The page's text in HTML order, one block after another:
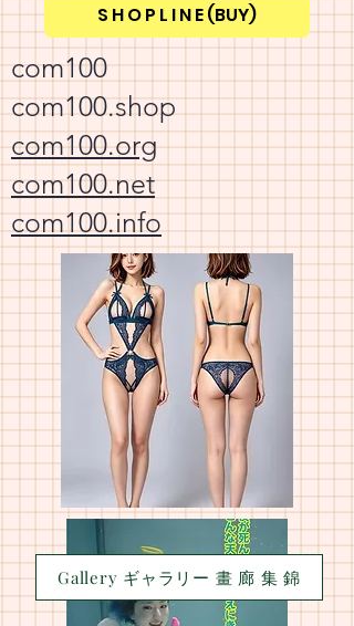
S H O P L I N E (BUY)
com100
com100.shop
com100.org
com100.net
com100.info
Gallery ギャラリー 畫 廊 集 錦